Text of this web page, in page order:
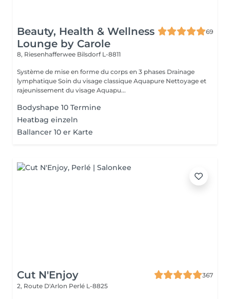
Beauty, Health & Wellness
Lounge by Carole
69
8, Riesenhafferwee Bilsdorf L-8811
Système de mise en forme du corps en 3 phases Drainage
lymphatique Soin du visage classique Aquapure Nettoyage et
rajeunissement du visage Aquapu...
Bodyshape 10 Termine
Heatbag einzeln
Ballancer 10 er Karte
Cut N'Enjoy
367
2, Route D'Arlon Perlé L-8825